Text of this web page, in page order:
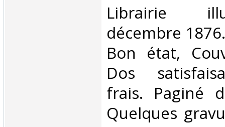
‎Librairie
décembre
Bon état,
Dos
frais. Paginé
Quelques